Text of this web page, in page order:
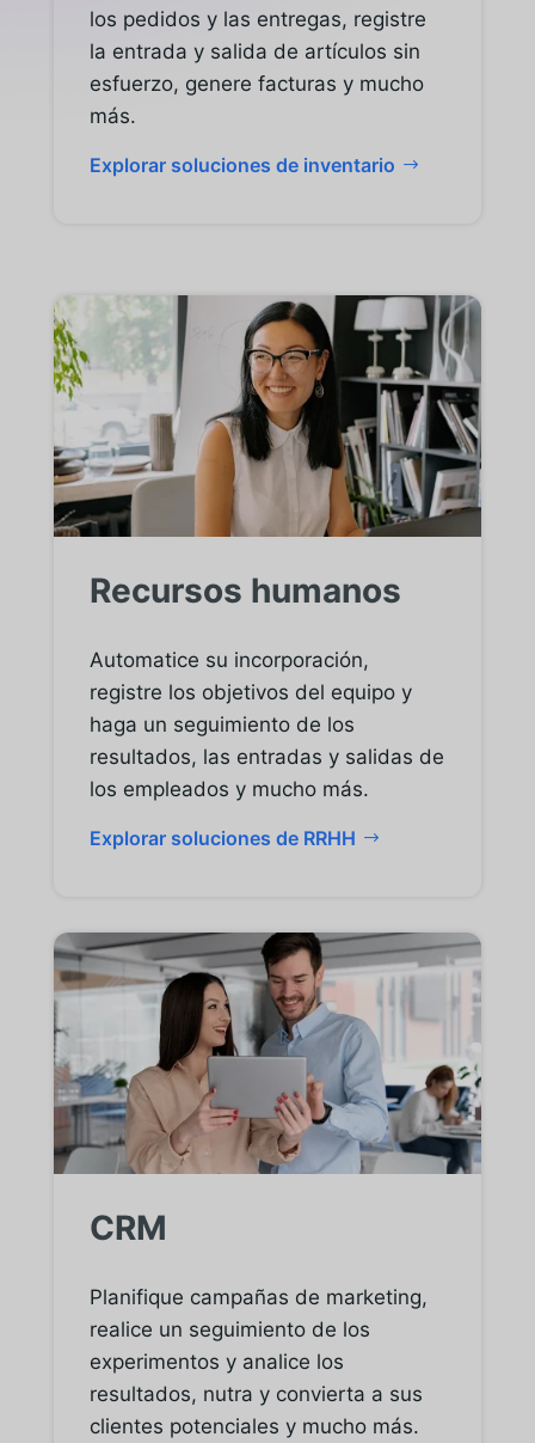
los pedidos y las entregas, registre
la entrada y salida de artículos sin
esfuerzo, genere facturas y mucho
más.
Explorar soluciones de inventario
Recursos humanos
Automatice su incorporación,
registre los objetivos del equipo y
haga un seguimiento de los
resultados, las entradas y salidas de
los empleados y mucho más.
Explorar soluciones de RRHH
CRM
Planifique campañas de marketing,
realice un seguimiento de los
experimentos y analice los
resultados, nutra y convierta a sus
clientes potenciales y mucho más.